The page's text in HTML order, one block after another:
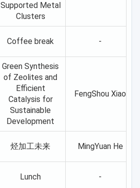
Supported Metal
Clusters
Coffee break -
Green Synthesis
of Zeolites and
Efficient
Catalysis for
Sustainable
Development
FengShou Xiao
烃加工未来 MingYuan He
Lunch -